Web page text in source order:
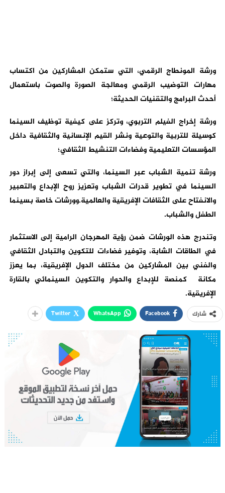
ورشة المونطاج الرقمي، التي ستمكن المشاركين من اكتساب
مهارات التوضيب الرقمي ومعالجة الصورة والصوت باستعمال
أحدث البرامج والتقنيات الحديثة؛
ورشة إخراج الفيلم التربوي، وتركز على كيفية توظيف السينما
كوسيلة للتربية والتوعية ونشر القيم الإنسانية والثقافية داخل
المؤسسات التعليمية وفضاءات التنشيط الثقافي؛
ورشة تنمية الشباب عبر السينما، والتي تسعى إلى إبراز دور
السينما في تطوير قدرات الشباب وتعزيز روح الإبداع والتعبير
والانفتاح على الثقافات الإفريقية والعالمية.وورشات خاصة بسينما
الطفل والشباب.
وتندرج هذه الورشات ضمن رؤية المهرجان الرامية إلى الاستثمار
في الطاقات الشابة، وتوفير فضاءات للتكوين والتبادل الثقافي
والفني بين المشاركين من مختلف الدول الإفريقية، بما يعزز
مكانة كمنصة للإبداع والحوار والتكوين السينمائي بالقارة
الإفريقية.
شارك Facebook
WhatsApp
Twitter